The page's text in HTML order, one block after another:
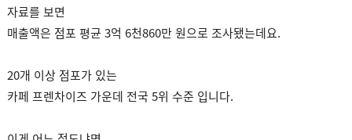
자료를 보면
매출액은 점포 평균 3억 6천860만 원으로 조사됐는데요.
20개 이상 점포가 있는
카페 프렌차이즈 가운데 전국 5위 수준 입니다.